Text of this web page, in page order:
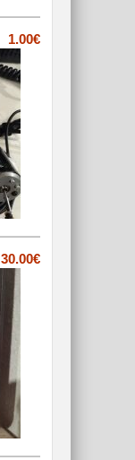
1.00€
30.00€